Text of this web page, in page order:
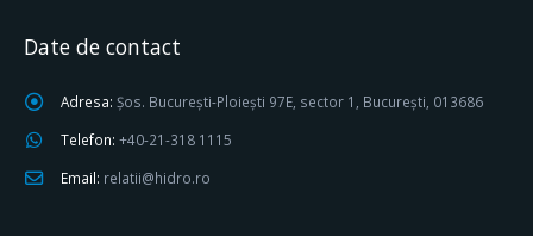
Date de contact
Adresa: Șos. București-Ploiești 97E, sector 1, București, 013686
Telefon: +40-21-318 1115
Email: relatii@hidro.ro